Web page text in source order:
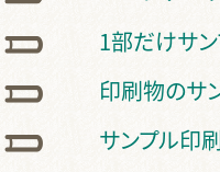
1部だけサン
印刷物のサ
サンプル印